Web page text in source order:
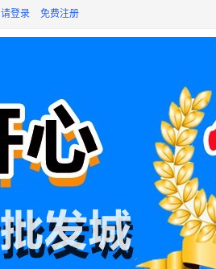
请登录 免费注册